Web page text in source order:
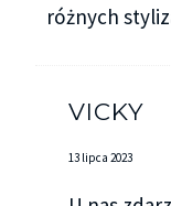
różnych
VICKY
13 lipca 2023